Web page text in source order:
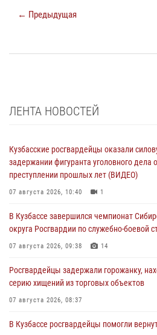
← Предыдущая
ЛЕНТА НОВОСТЕЙ
Кузбасские росгвардейцы оказали
задержании фигуранта уголовного дела
преступлении прошлых лет (ВИДЕО)
07 августа 2026, 10:40 1
В Кузбассе завершился чемпионат
округа Росгвардии по служебно-боевой
07 августа 2026, 09:38 14
Росгвардейцы задержали горожанку,
серию хищений из торговых объектов
07 августа 2026, 08:37
В Кузбассе росгвардейцы помогли